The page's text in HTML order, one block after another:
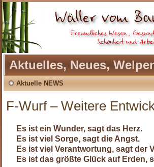
Aktuelles, Neues,
Aktuelle NEWS
F-Wurf – Weitere
Es ist ein Wunder, sagt das Herz.
Es ist viel Sorge, sagt die Angst.
Es ist viel Verantwortung, sagt der
Es ist das größte Glück auf Erden,